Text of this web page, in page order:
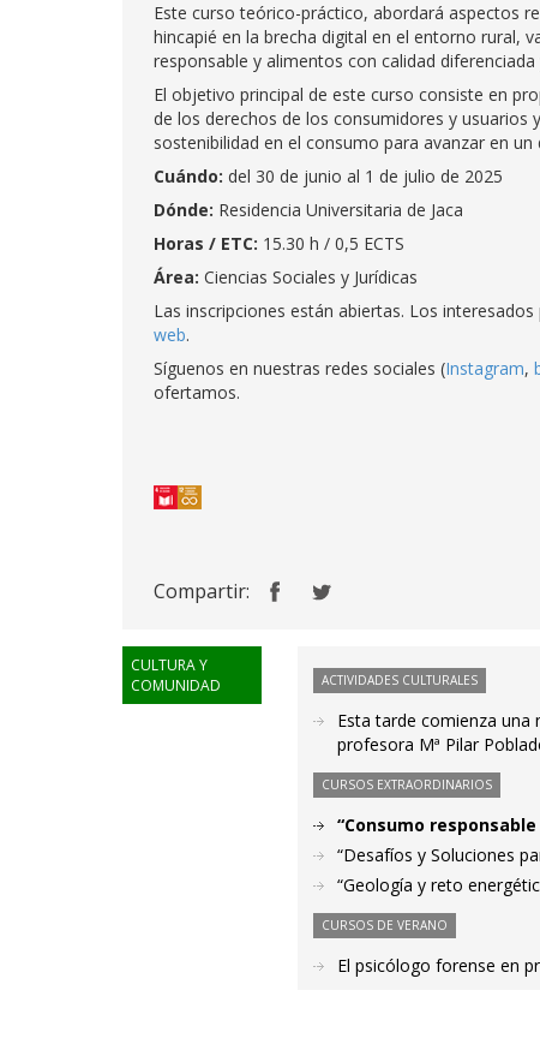
Este curso teórico-práctico, abordará aspectos
hincapié en la brecha digital en el entorno rural,
responsable y alimentos con calidad
El objetivo principal de este curso consiste en
de los derechos de los consumidores y usuarios
sostenibilidad en el consumo para avanzar en
Cuándo: del 30 de junio al 1 de julio de 2025
Dónde: Residencia Universitaria de Jaca
Horas / ETC: 15.30 h / 0,5 ECTS
Área: Ciencias Sociales y Jurídicas
Las inscripciones están abiertas. Los
web.
Síguenos en nuestras redes sociales (Instagram,
ofertamos.
Compartir:
CULTURA Y
COMUNIDAD
ACTIVIDADES CULTURALES
Esta tarde comienza una
profesora Mª Pilar
CURSOS EXTRAORDINARIOS
“Consumo
“Desafíos y Soluciones
“Geología y reto
CURSOS DE VERANO
El psicólogo forense en